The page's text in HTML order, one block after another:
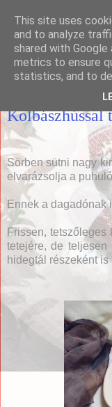
Házias
Kolbászhússal
Sörben sütni nagy
elvarázsolja a
Ennek a dagadónak
Frissen,
tetejére, de teljesen
hidegtál részeként
This site uses
and to analyze
shared with
metrics to ensure
statistics, and to